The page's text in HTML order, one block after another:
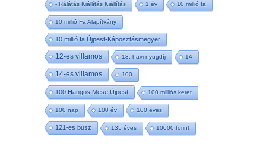
- Rálátás Kiállítás Kiállítás 1 év 10 millió fa
10 millió Fa Alapítvány
10 millió fa Újpest-Káposztásmegyer
12-es villamos 13. havi nyugdíj 14
14-es villamos 100
100 Hangos Mese Újpest 100 milliós keret
100 nap 100 év 100 éves
121-es busz 135 éves 10000 forint